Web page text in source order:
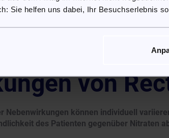
Sie helfen uns dabei, Ihr Besuchserlebnis
Hände gewaschen werden, und die
zu vermeiden. Zur Anwendung der
ein Fingerling. Fingerlinge erhalten Sie in
gibt es im örtlichen Einzelhandel.
von etwa 12 Stunden angewendet.
von
Nebenwirkungen können individuell
des Patienten gegenüber Nitraten